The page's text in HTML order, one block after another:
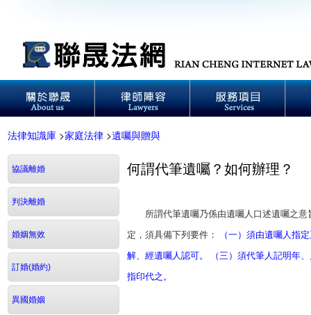
法律知識庫 >家庭法律 >遺囑與贈與
協議離婚
判決離婚
婚姻無效
訂婚(婚約)
異國婚姻
何謂代筆遺囑？如何辦理？
所謂代筆遺囑乃係由遺囑人口述遺囑之意
定，須具備下列要件：
（一）須由遺囑人指
解、經遺囑人認可。 （三）須代筆人記明年
指印代之。